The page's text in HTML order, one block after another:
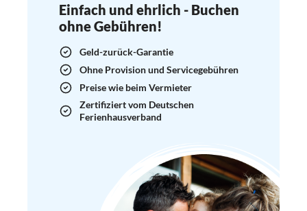
Einfach und ehrlich - Buchen
ohne Gebühren!
Geld-zurück-Garantie
Ohne Provision und Servicegebühren
Preise wie beim Vermieter
Zertifiziert vom Deutschen
Ferienhausverband